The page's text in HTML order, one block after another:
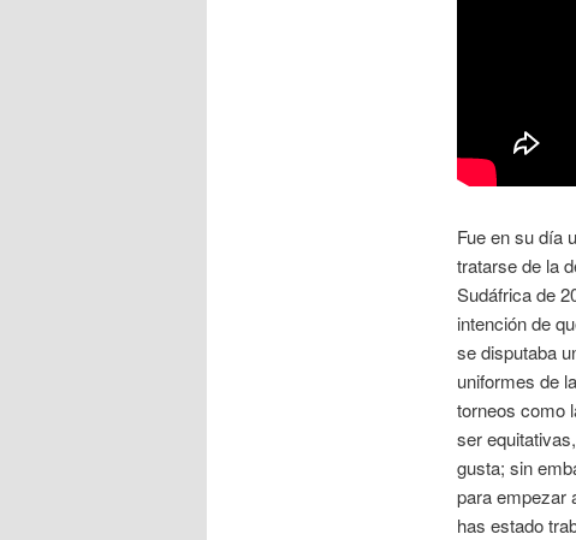
Fue en su día
tratarse de la
Sudáfrica de
intención de
se disputaba
uniformes de
torneos como
ser
gusta; sin
para empezar
has estado